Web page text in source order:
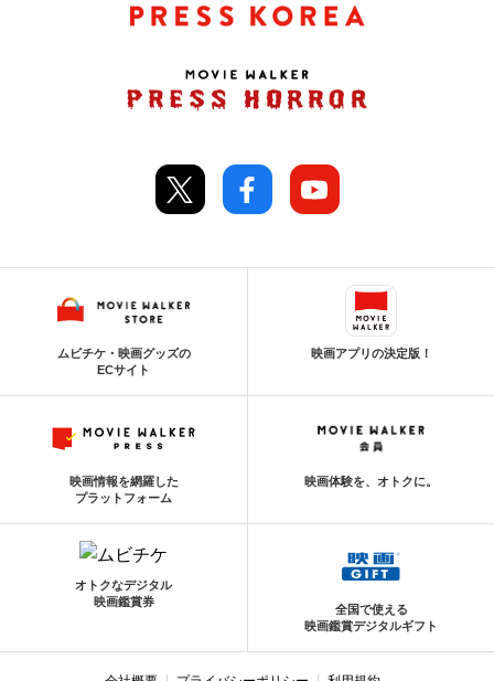
ムビチケ・映画グッズの
ECサイト
映画アプリの決定版！
映画情報を網羅した
プラットフォーム
映画体験を、オトクに。
オトクなデジタル
映画鑑賞券
全国で使える
映画鑑賞デジタルギフト